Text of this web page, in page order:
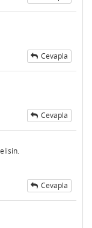
Cevapla
Cevapla
Cevapla